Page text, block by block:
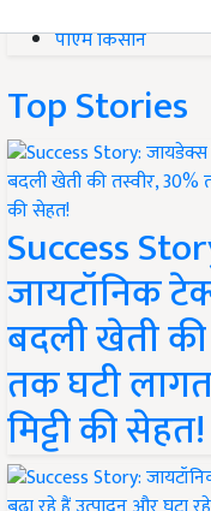
पीएम किसान
Top Stories
Success
जायटॉनिक
बदली खेती
तक घटी
मिट्टी की सेहत!